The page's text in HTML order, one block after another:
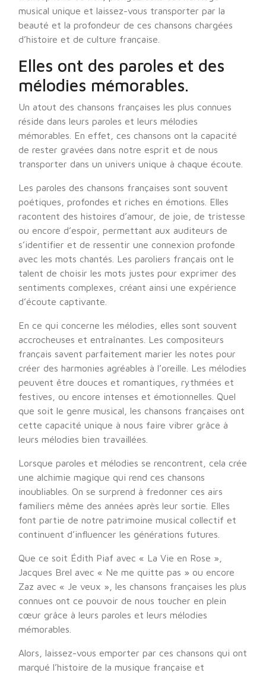
musical unique et laissez-vous transporter par la
beauté et la profondeur de ces chansons chargées
d’histoire et de culture française.
Elles ont des paroles et des
mélodies mémorables.
Un atout des chansons françaises les plus connues
réside dans leurs paroles et leurs mélodies
mémorables. En effet, ces chansons ont la capacité
de rester gravées dans notre esprit et de nous
transporter dans un univers unique à chaque écoute.
Les paroles des chansons françaises sont souvent
poétiques, profondes et riches en émotions. Elles
racontent des histoires d’amour, de joie, de tristesse
ou encore d’espoir, permettant aux auditeurs de
s’identifier et de ressentir une connexion profonde
avec les mots chantés. Les paroliers français ont le
talent de choisir les mots justes pour exprimer des
sentiments complexes, créant ainsi une expérience
d’écoute captivante.
En ce qui concerne les mélodies, elles sont souvent
accrocheuses et entraînantes. Les compositeurs
français savent parfaitement marier les notes pour
créer des harmonies agréables à l’oreille. Les mélodies
peuvent être douces et romantiques, rythmées et
festives, ou encore intenses et émotionnelles. Quel
que soit le genre musical, les chansons françaises ont
cette capacité unique à nous faire vibrer grâce à
leurs mélodies bien travaillées.
Lorsque paroles et mélodies se rencontrent, cela crée
une alchimie magique qui rend ces chansons
inoubliables. On se surprend à fredonner ces airs
familiers même des années après leur sortie. Elles
font partie de notre patrimoine musical collectif et
continuent d’influencer les générations futures.
Que ce soit Édith Piaf avec « La Vie en Rose »,
Jacques Brel avec « Ne me quitte pas » ou encore
Zaz avec « Je veux », les chansons françaises les plus
connues ont ce pouvoir de nous toucher en plein
cœur grâce à leurs paroles et leurs mélodies
mémorables.
Alors, laissez-vous emporter par ces chansons qui ont
marqué l’histoire de la musique française et